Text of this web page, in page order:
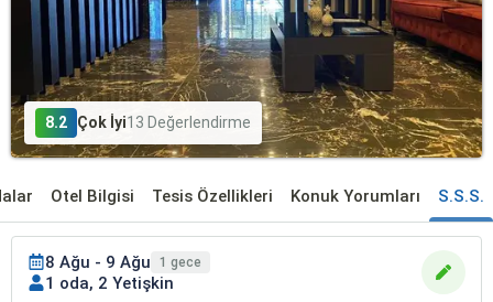
8.2 Çok İyi13 Değerlendirme
Otel Bilgisi Tesis Özellikleri Konuk Yorumları S.S.S.
8 Ağu - 9 Ağu 1 gece
1 oda, 2 Yetişkin